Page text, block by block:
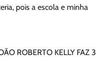
pois a escola e minha
ROBERTO KELLY FAZ 3